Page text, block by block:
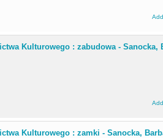
Kulturowego : zabudowa - Sanocka,
Kulturowego : zamki - Sanocka,